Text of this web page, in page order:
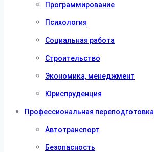
Программирование
Психология
Социальная работа
Строительство
Экономика, менеджмент
Юриспруденция
Профессиональная переподготовка
Автотранспорт
Безопасность